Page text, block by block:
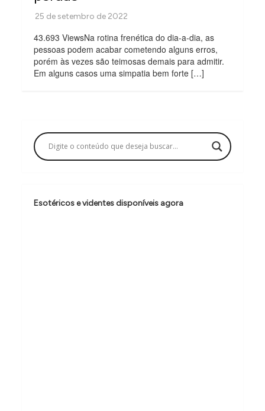
43.693 ViewsNa rotina frenética do dia-a-dia, as
pessoas podem acabar cometendo alguns erros,
porém às vezes são teimosas demais para admitir.
Em alguns casos uma simpatia bem forte […]
Esotéricos e videntes disponíveis agora